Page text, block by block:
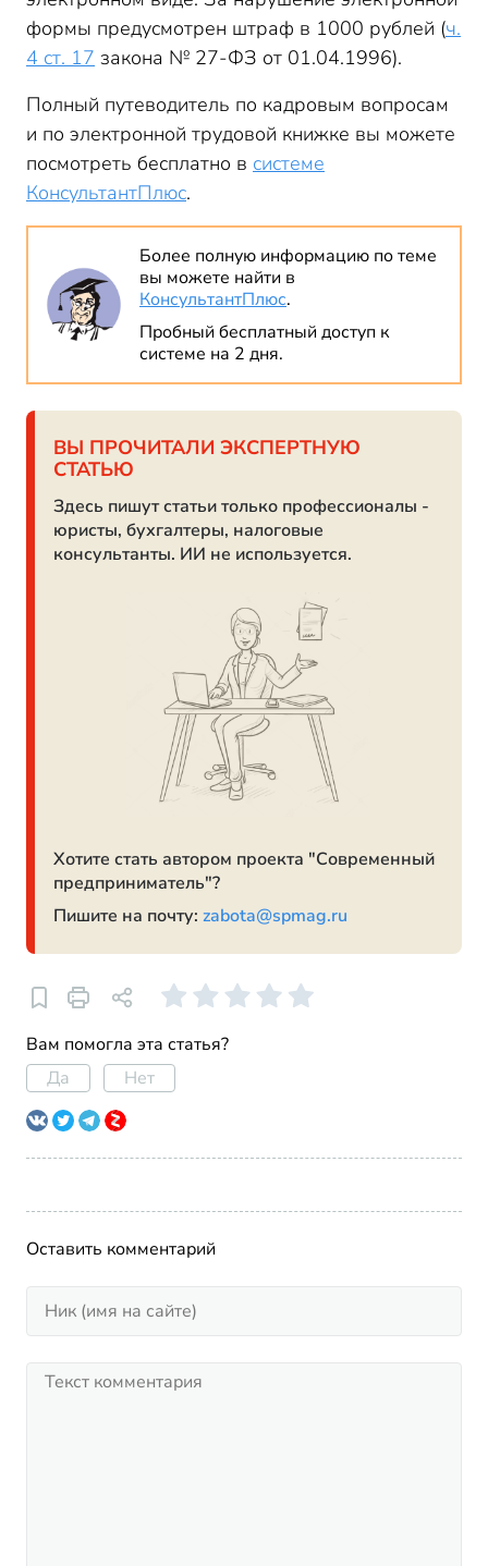
формы предусмотрен штраф в 1000 рублей (ч.
4 ст. 17 закона № 27-ФЗ от 01.04.1996).
Полный путеводитель по кадровым вопросам
и по электронной трудовой книжке вы можете
посмотреть бесплатно в системе
КонсультантПлюс.
Более полную информацию по теме
вы можете найти в
КонсультантПлюс.
Пробный бесплатный доступ к
системе на 2 дня.
ВЫ ПРОЧИТАЛИ ЭКСПЕРТНУЮ
СТАТЬЮ
Здесь пишут статьи только профессионалы -
юристы, бухгалтеры, налоговые
консультанты. ИИ не используется.
Хотите стать автором проекта "Современный
предприниматель"?
Пишите на почту: zabota@spmag.ru
Вам помогла эта статья?
Да
Нет
Оставить комментарий